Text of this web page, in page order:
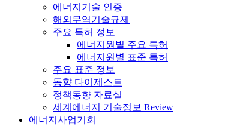
에너지기술 인증
해외무역기술규제
주요 특허 정보
에너지원별 주요 특허
에너지원별 표준 특허
주요 표준 정보
동향 다이제스트
정책동향 자료실
세계에너지 기술정보 Review
에너지사업기회